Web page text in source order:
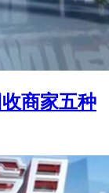
商家五种